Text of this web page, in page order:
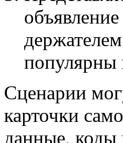
популярны
Сценарии
карточки
данные, коды